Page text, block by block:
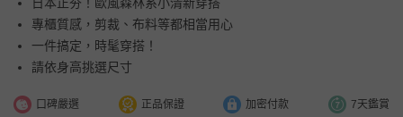
專櫃質感，剪裁、布料等都相當用心
一件搞定，時髦穿搭！
請依身高挑選尺寸
口碑嚴選 正品保證 加密付款 7天鑑賞